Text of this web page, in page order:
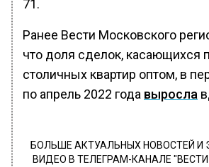
71.
Ранее Вести Московского
что доля сделок, касающихся
столичных квартир оптом, в
по апрель 2022 года выросла
БОЛЬШЕ АКТУАЛЬНЫХ НОВОСТЕЙ И
ВИДЕО В ТЕЛЕГРАМ-КАНАЛЕ